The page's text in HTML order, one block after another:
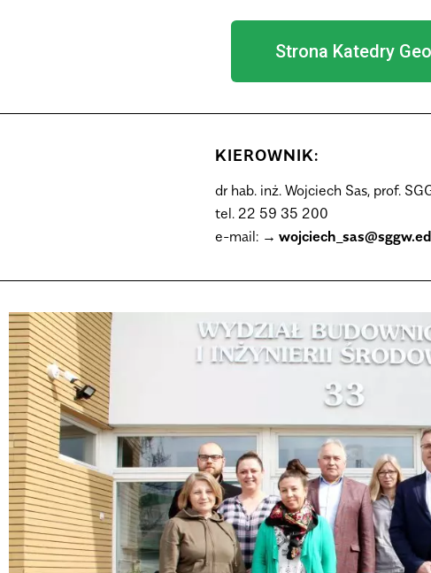
Strona Katedry
KIEROWNIK:
dr hab. inż. Wojciech Sas, prof.
tel. 22 59 35 200
e-mail: